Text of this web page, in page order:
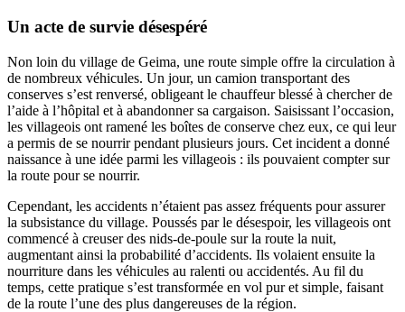
Un acte de survie désespéré
Non loin du village de Geima, une route simple offre la circulation à
de nombreux véhicules. Un jour, un camion transportant des
conserves s’est renversé, obligeant le chauffeur blessé à chercher de
l’aide à l’hôpital et à abandonner sa cargaison. Saisissant l’occasion,
les villageois ont ramené les boîtes de conserve chez eux, ce qui leur
a permis de se nourrir pendant plusieurs jours. Cet incident a donné
naissance à une idée parmi les villageois : ils pouvaient compter sur
la route pour se nourrir.
Cependant, les accidents n’étaient pas assez fréquents pour assurer
la subsistance du village. Poussés par le désespoir, les villageois ont
commencé à creuser des nids-de-poule sur la route la nuit,
augmentant ainsi la probabilité d’accidents. Ils volaient ensuite la
nourriture dans les véhicules au ralenti ou accidentés. Au fil du
temps, cette pratique s’est transformée en vol pur et simple, faisant
de la route l’une des plus dangereuses de la région.